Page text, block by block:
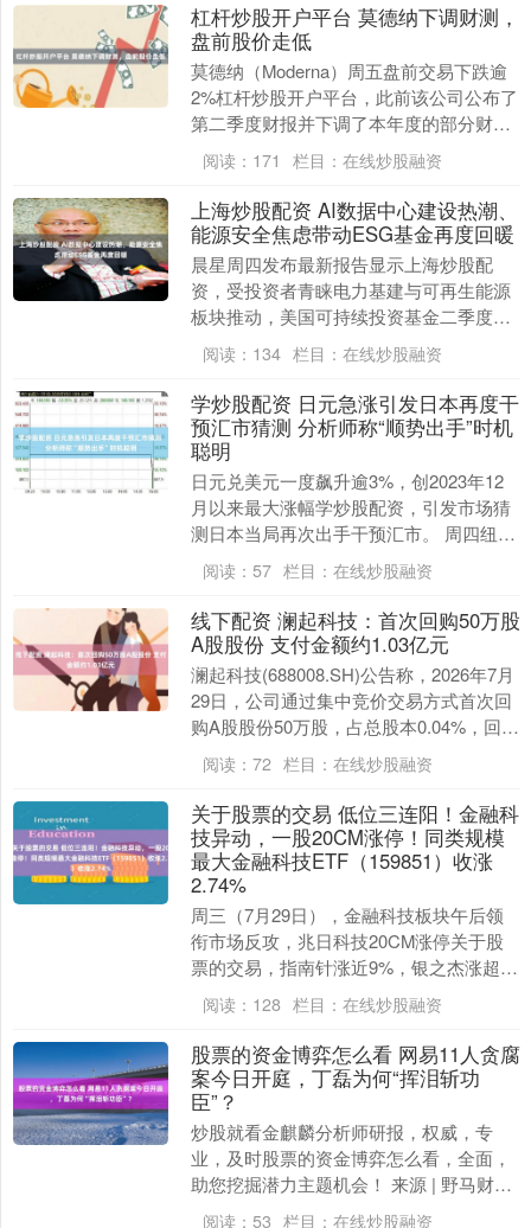
杠杆炒股开户平台 莫德纳下调财测，
盘前股价走低
莫德纳（Moderna）周五盘前交易下跌逾
2%杠杆炒股开户平台，此前该公司公布了
第二季度财报并下调了本年度的部分财务
预测。 这家生物技术公司公布每股收益为
1.9....
阅读： 171 栏目： 在线炒股融资
上海炒股配资 AI数据中心建设热潮、
能源安全焦虑带动ESG基金再度回暖
晨星周四发布最新报告显示上海炒股配
资，受投资者青睐电力基建与可再生能源
板块推动，美国可持续投资基金二季度迎
来 2022 年以来首次资金净流入。 可持续
投资基金以....
阅读： 134 栏目： 在线炒股融资
学炒股配资 日元急涨引发日本再度干
预汇市猜测 分析师称“顺势出手”时机
聪明
日元兑美元一度飙升逾3%，创2023年12
月以来最大涨幅学炒股配资，引发市场猜
测日本当局再次出手干预汇市。 周四纽约
交易时段，日元兑美元一度上涨3.3%，升
至1....
阅读： 57 栏目： 在线炒股融资
线下配资 澜起科技：首次回购50万股
A股股份 支付金额约1.03亿元
澜起科技(688008.SH)公告称，2026年7月
29日，公司通过集中竞价交易方式首次回
购A股股份50万股，占总股本0.04%，回购
金额约1.03亿元，价格区....
阅读： 72 栏目： 在线炒股融资
关于股票的交易 低位三连阳！金融科
技异动，一股20CM涨停！同类规模
最大金融科技ETF（159851）收涨
2.74%
周三（7月29日），金融科技板块午后领
衔市场反攻，兆日科技20CM涨停关于股
票的交易，指南针涨近9%，银之杰涨超
5%，同花顺、新大陆、财富趋势、大智
慧、赢时胜等....
阅读： 128 栏目： 在线炒股融资
股票的资金博弈怎么看 网易11人贪腐
案今日开庭，丁磊为何“挥泪斩功
臣”？
炒股就看金麒麟分析师研报，权威，专
业，及时股票的资金博弈怎么看，全面，
助您挖掘潜力主题机会！ 来源 | 野马财经
功臣也没有“豁免权”。 作者 | 高岩 2年
阅读： 53 栏目： 在线炒股融资